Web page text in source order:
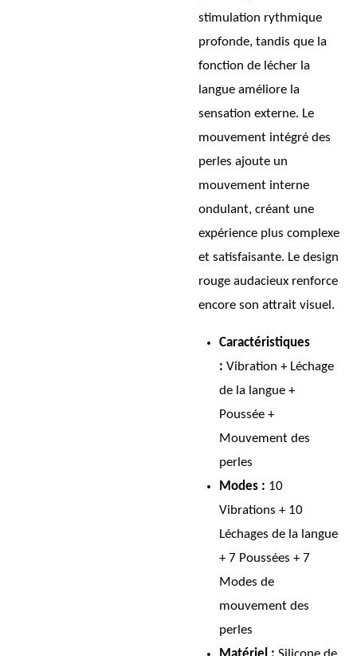
stimulation rythmique
profonde, tandis que la
fonction de lécher la
langue améliore la
sensation externe. Le
mouvement intégré des
perles ajoute un
mouvement interne
ondulant, créant une
expérience plus complexe
et satisfaisante. Le design
rouge audacieux renforce
encore son attrait visuel.
Caractéristiques
: Vibration + Léchage
de la langue +
Poussée +
Mouvement des
perles
Modes : 10
Vibrations + 10
Léchages de la langue
+ 7 Poussées + 7
Modes de
mouvement des
perles